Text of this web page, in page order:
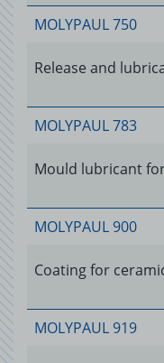
MOLYPAUL 750
Release and
MOLYPAUL 783
Mould lubricant
MOLYPAUL 900
Coating for
MOLYPAUL 919